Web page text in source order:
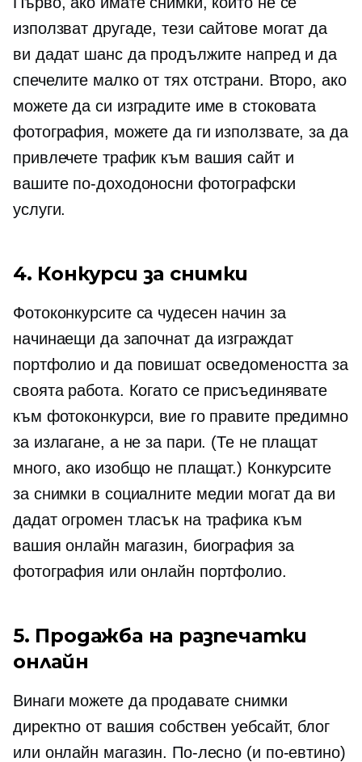
използват другаде, тези сайтове могат да
ви дадат шанс да продължите напред и да
спечелите малко от тях отстрани. Второ, ако
можете да си изградите име в стоковата
фотография, можете да ги използвате, за да
привлечете трафик към вашия сайт и
вашите по-доходоносни фотографски
услуги.
4. Конкурси за снимки
Фотоконкурсите са чудесен начин за
начинаещи да започнат да изграждат
портфолио и да повишат осведомеността за
своята работа. Когато се присъединявате
към фотоконкурси, вие го правите предимно
за излагане, а не за пари. (Те не плащат
много, ако изобщо не плащат.) Конкурсите
за снимки в социалните медии могат да ви
дадат огромен тласък на трафика към
вашия онлайн магазин, биография за
фотография или онлайн портфолио.
5. Продажба на разпечатки
онлайн
Винаги можете да продавате снимки
директно от вашия собствен уебсайт, блог
или онлайн магазин. По-лесно (и по-евтино)